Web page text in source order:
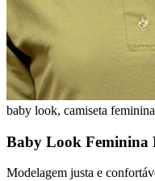
baby look, camiseta
Baby Look Feminina
Modelagem justa e